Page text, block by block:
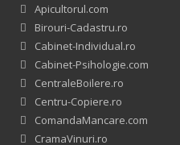
Apicultorul.com
Birouri-Cadastru.ro
Cabinet-Individual.ro
Cabinet-Psihologie.com
CentraleBoilere.ro
Centru-Copiere.ro
ComandaMancare.com
CramaVinuri.ro